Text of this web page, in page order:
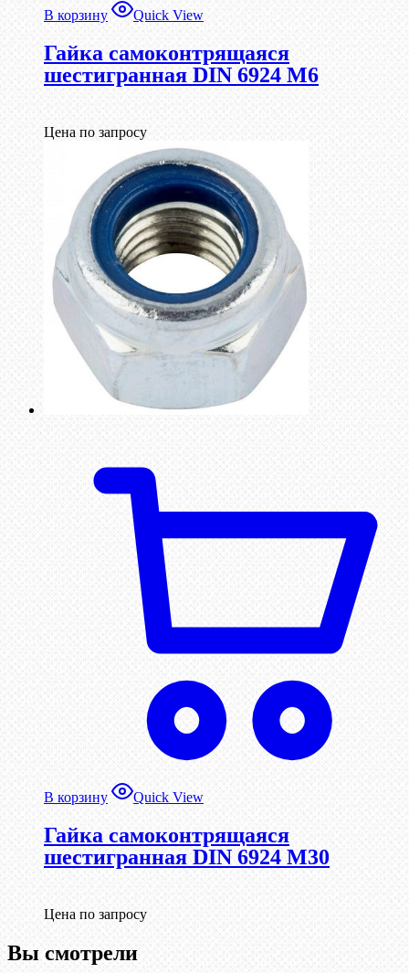
В корзину Quick View
Гайка самоконтрящаяся
шестигранная DIN 6924 М6
Цена по запросу
В корзину Quick View
Гайка самоконтрящаяся
шестигранная DIN 6924 М30
Цена по запросу
Вы смотрели